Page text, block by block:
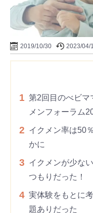
2019/10/30 2023/04/
1 第2回目のべビマ
メンフォーラム
2 イクメン率は50
かに
3 イクメンが少な
つもりだった！
4 実体験をもとに
題ありだった